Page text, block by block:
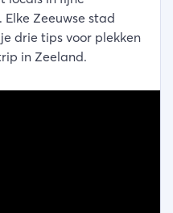
Zeeuwse stad
drie tips voor plekken
in Zeeland.